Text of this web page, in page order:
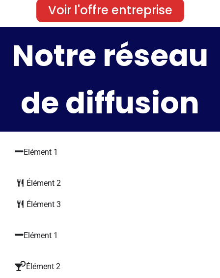
Voir l'offre entreprise
Notre réseau
de diffusion
Elément 1
Élément 2
Élément 3
Elément 1
Élément 2